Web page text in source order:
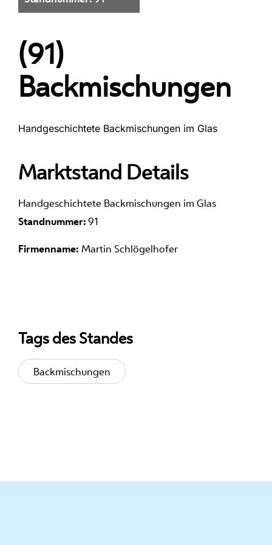
(91)
Backmischungen
Handgeschichtete Backmischungen im Glas
Marktstand Details
Handgeschichtete Backmischungen im Glas
Standnummer:91
Firmenname: Martin Schlögelhofer
Tags des Standes
Backmischungen